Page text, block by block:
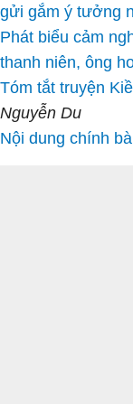
gửi gắm ý tưởng
Phát biểu cảm
thanh niên, ông
Tóm tắt truyện
Nguyễn Du
Nội dung chính